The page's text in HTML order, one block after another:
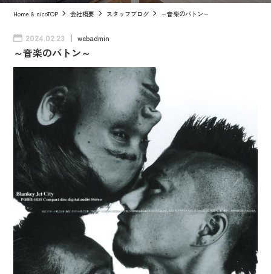
Home & nicoTOP 会社概要 スタッフブログ ～音楽のバトン～
2024.02.23 webadmin
～音楽のバトン～